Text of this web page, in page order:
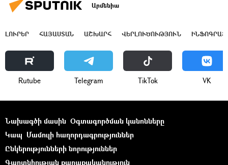
Արմենիա
ԼՈՒՐԵՐ ՀԱՅԱՍՏԱՆ ԱՇԽԱՐՀ ՎԵՐԼՈՒԾՈՒԹՅՈՒՆ
Rutube Telegram ТikТоk VK
Նախագծի մասին Օգտագործման կանոնները
Կապ Մամուլի հաղորդագրություններ
Ընկերությունների նորություններ
Գաղտնիության քաղաքականություն